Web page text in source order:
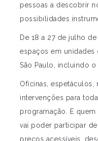
pessoas a descobrir
possibilidades
De 18 a 27 de julho
espaços em
São Paulo, incluindo o
Oficinas, espetáculos,
intervenções para
programação. E quem
vai poder participar
preços acessíveis,